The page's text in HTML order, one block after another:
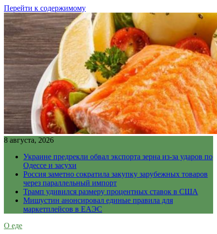
Перейти к содержимому
8 августа, 2026
Украине предрекли обвал экспорта зерна из-за ударов по
Одессе и засухи
Россия заметно сократила закупку зарубежных товаров
через параллельный импорт
Трамп удивился размеру процентных ставок в США
Мишустин анонсировал единые правила для
маркетплейсов в ЕАЭС
О еде